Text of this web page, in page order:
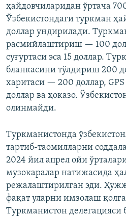
ҳайдовчиларидан ўртача
Ўзбекистондаги туркман
доллар ундирилади.
расмийлаштириш — 100
суғуртаси эса 15 доллар.
бланкасини тўлдириш 200
харитаси — 200 доллар,
доллар ва ҳоказо.
олинмайди.
Туркманистонда
тартиб-таомилларни
2024 йил апрел ойи
музокаралар натижасида
режалаштирилган эди.
фақат уларни имзолаш
Туркманистон делегацияси